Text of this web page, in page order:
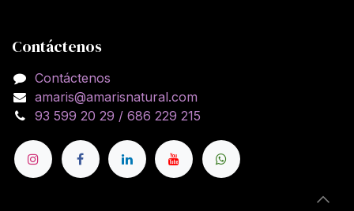
Contáctenos
Contáctenos
amaris@amarisnatural.com
93 599 20 29 / 686 229 215